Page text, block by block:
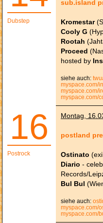
Dubstep
sub.island
Kromestar
Cooly G
Rootah
Proceed
hosted by
siehe auch:
myspace.com/
myspace.com/
myspace.com/
16
Postrock
Montag,
postland
Ostinato
Diario -
Records/
Bul Bul
siehe auch:
myspace.com/
myspace.com/